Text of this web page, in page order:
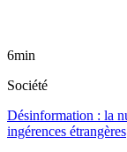
6min
Société
Désinformation : la
ingérences étrangères